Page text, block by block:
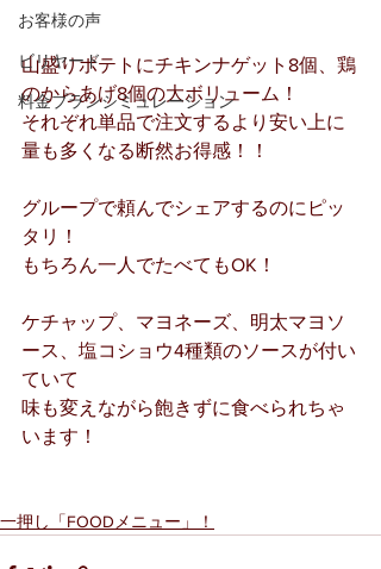
お客様の声
ビリヤード
料金プランシミュレーション
山盛りポテトにチキンナゲット8個、鶏
のからあげ8個の大ボリューム！
それぞれ単品で注文するより安い上に
量も多くなる断然お得感！！
グループで頼んでシェアするのにピッ
タリ！
もちろん一人でたべてもOK！
ケチャップ、マヨネーズ、明太マヨソ
ース、塩コショウ4種類のソースが付い
ていて
味も変えながら飽きずに食べられちゃ
います！
一押し「FOODメニュー」！